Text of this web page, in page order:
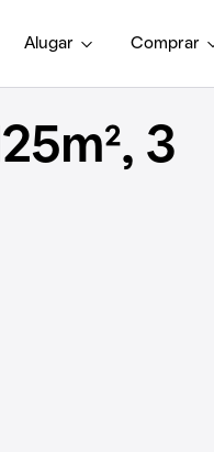
Alugar Comprar
3